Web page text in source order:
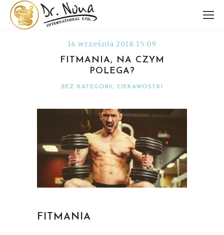
14 września 2018 15:09
FITMANIA, NA CZYM
POLEGA?
BEZ KATEGORII , CIEKAWOSTKI
FITMANIA